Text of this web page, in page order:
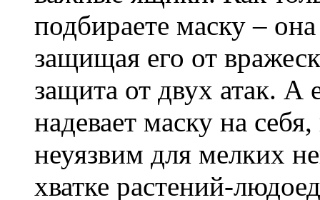
подбираете маску –
защищая его от
защита от двух атак.
надевает маску на
неуязвим для мелких
хватке растений-